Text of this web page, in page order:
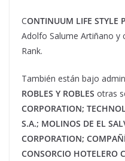
CONTINUUM LIFE STYLE
Adolfo Salume Artiñano y
Rank.
También están bajo
ROBLES Y ROBLES otras
CORPORATION;
S.A.; MOLINOS DE EL
CORPORATION;
CONSORCIO HOTELERO